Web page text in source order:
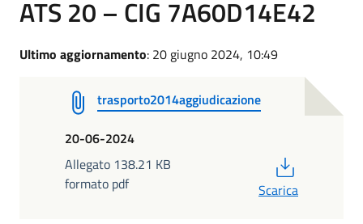
ATS 20 – CIG 7A60D14E42
Ultimo aggiornamento: 20 giugno 2024, 10:49
trasporto2014aggiudicazione
20-06-2024
Allegato 138.21 KB
formato pdf
Scarica